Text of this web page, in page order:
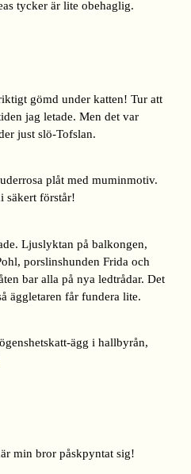
tycker är lite obehaglig.
gömd under katten! Tur att
jag letade. Men det var
just slö-Tofslan.
plåt med muminmotiv.
säkert förstår!
Ljuslyktan på balkongen,
porslinshunden Frida och
bar alla på nya ledtrådar. Det
äggletaren får fundera lite.
ägg i hallbyrån,
min bror påskpyntat sig!